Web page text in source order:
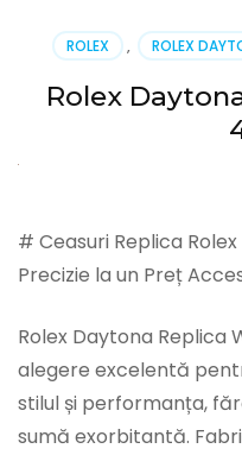
ROLEX , ROLEX
Rolex
# Ceasuri Replica
Precizie la un Preț
Rolex Daytona
alegere excelentă
stilul și performanța,
sumă exorbitantă.